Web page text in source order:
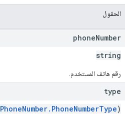
الحقول
phoneNumber
string
رقم هاتف المستخدم.
type
PhoneNumber.PhoneNumberType)